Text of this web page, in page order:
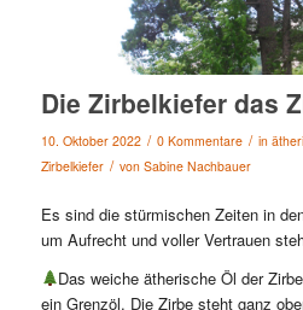
Die Zirbelkiefer das
10. Oktober 2022 / 0 Kommentare / in
Zirbelkiefer / von Sabine Nachbauer
Es sind die stürmischen Zeiten in
um Aufrecht und voller Vertrauen
Das weiche ätherische Öl der
ein Grenzöl. Die Zirbe steht ganz